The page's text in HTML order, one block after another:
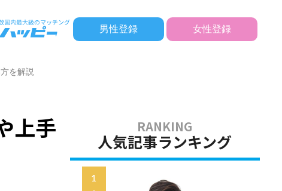
男性登録 女性登録
を解説
上手
人気記事ランキング